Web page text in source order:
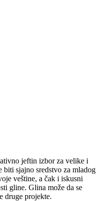
jeftin izbor za velike i
biti sjajno sredstvo za mladog
veštine, a čak i iskusni
gline. Glina može da se
druge projekte.